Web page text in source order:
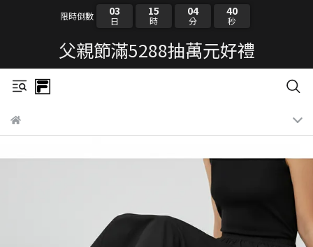
限時倒數 03
日
15
時
04
分
39
秒
父親節滿5288抽萬元好禮